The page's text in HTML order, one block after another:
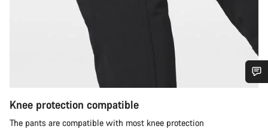
Knee protection compatible
The pants are compatible with most knee protection
Nasi eksperci obsługi klienta czekają na Twoje pytania.